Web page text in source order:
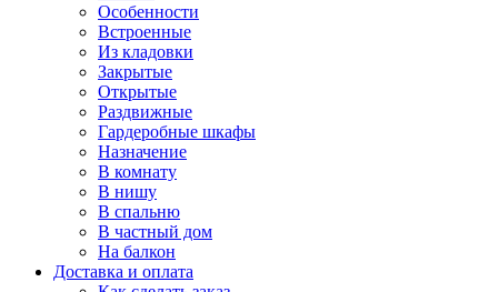
Особенности
Встроенные
Из кладовки
Закрытые
Открытые
Раздвижные
Гардеробные шкафы
Назначение
В комнату
В нишу
В спальню
В частный дом
На балкон
Доставка и оплата